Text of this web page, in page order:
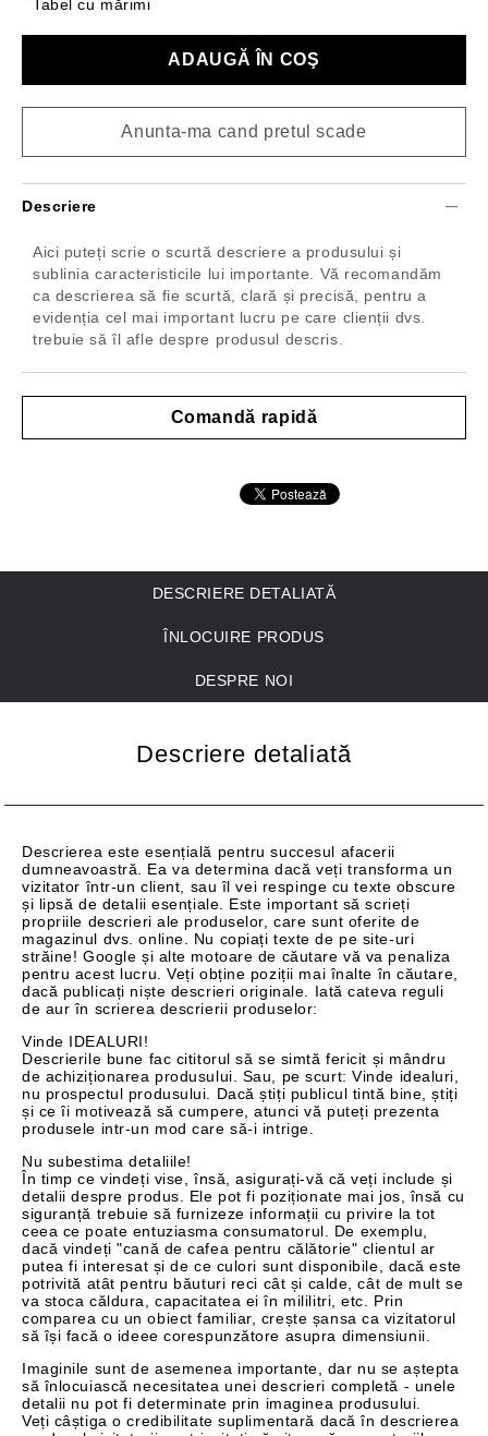
Tabel cu mărimi
Anunta-ma cand pretul scade
Descriere
Aici puteți scrie o scurtă descriere a produsului și
sublinia caracteristicile lui importante. Vă recomandăm
ca descrierea să fie scurtă, clară și precisă, pentru a
evidenția cel mai important lucru pe care clienții dvs.
trebuie să îl afle despre produsul descris.
Comandă rapidă
DESCRIERE DETALIATĂ
ÎNLOCUIRE PRODUS
DESPRE NOI
Descriere detaliată
Descrierea este esențială pentru succesul afacerii
dumneavoastră. Ea va determina dacă veți transforma un
vizitator într-un client, sau îl vei respinge cu texte obscure
și lipsă de detalii esențiale. Este important să scrieți
propriile descrieri ale produselor, care sunt oferite de
magazinul dvs. online. Nu copiați texte de pe site-uri
străine! Google și alte motoare de căutare vă va penaliza
pentru acest lucru. Veți obține poziții mai înalte în căutare,
dacă publicați niște descrieri originale. Iată cateva reguli
de aur în scrierea descrierii produselor:
Vinde IDEALURI!
Descrierile bune fac cititorul să se simtă fericit și mândru
de achiziționarea produsului. Sau, pe scurt: Vinde idealuri,
nu prospectul produsului. Dacă știți publicul tintă bine, știți
și ce îi motivează să cumpere, atunci vă puteți prezenta
produsele intr-un mod care să-i intrige.
Nu subestima detaliile!
În timp ce vindeți vise, însă, asigurați-vă că veți include și
detalii despre produs. Ele pot fi poziționate mai jos, însă cu
siguranță trebuie să furnizeze informații cu privire la tot
ceea ce poate entuziasma consumatorul. De exemplu,
dacă vindeți "cană de cafea pentru călătorie" clientul ar
putea fi interesat și de ce culori sunt disponibile, dacă este
potrivită atât pentru băuturi reci cât și calde, cât de mult se
va stoca căldura, capacitatea ei în mililitri, etc. Prin
comparea cu un obiect familiar, crește șansa ca vizitatorul
să își facă o ideee corespunzătore asupra dimensiunii.
Imaginile sunt de asemenea importante, dar nu se aștepta
să înlocuiască necesitatea unei descrieri completă - unele
detalii nu pot fi determinate prin imaginea produsului.
Veți câștiga o credibilitate suplimentară dacă în descrierea